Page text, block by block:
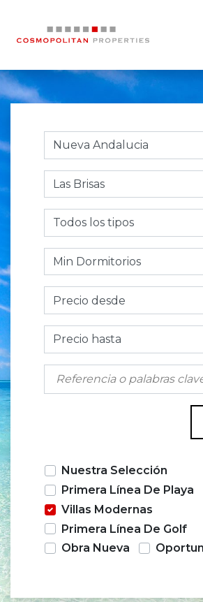
Nueva Andalucia
Las Brisas
Todos los tipos
Min Dormitorios
Precio desde
Precio hasta
Nuestra Selección
Primera Línea De Playa
Villas Modernas
Primera Línea De Golf
Obra Nueva